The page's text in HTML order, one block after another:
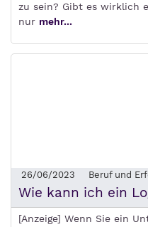
zu sein? Gibt es wirklich
nur mehr...
26/06/2023 Beruf und
Wie kann ich ein
[Anzeige] Wenn Sie ein